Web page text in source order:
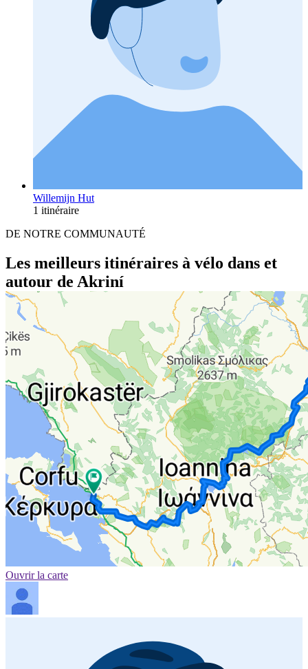
Willemijn Hut
1 itinéraire
DE NOTRE COMMUNAUTÉ
Les meilleurs itinéraires à vélo dans et
autour de Akriní
Ouvrir la carte